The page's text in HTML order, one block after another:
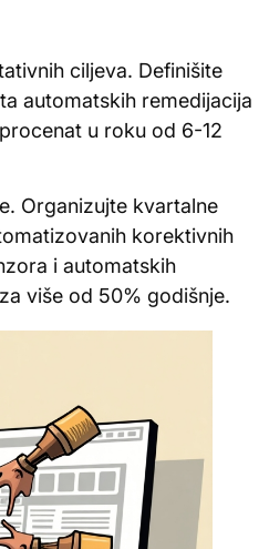
ciljeva. Definišite
automatskih remedijacija
u roku od 6-12
Organizujte kvartalne
korektivnih
i automatskih
više od 50% godišnje.